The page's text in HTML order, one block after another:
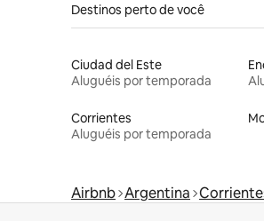
Destinos perto de você
Ciudad del Este
Aluguéis por temporada
Corrientes
Aluguéis por temporada
Airbnb Argentina